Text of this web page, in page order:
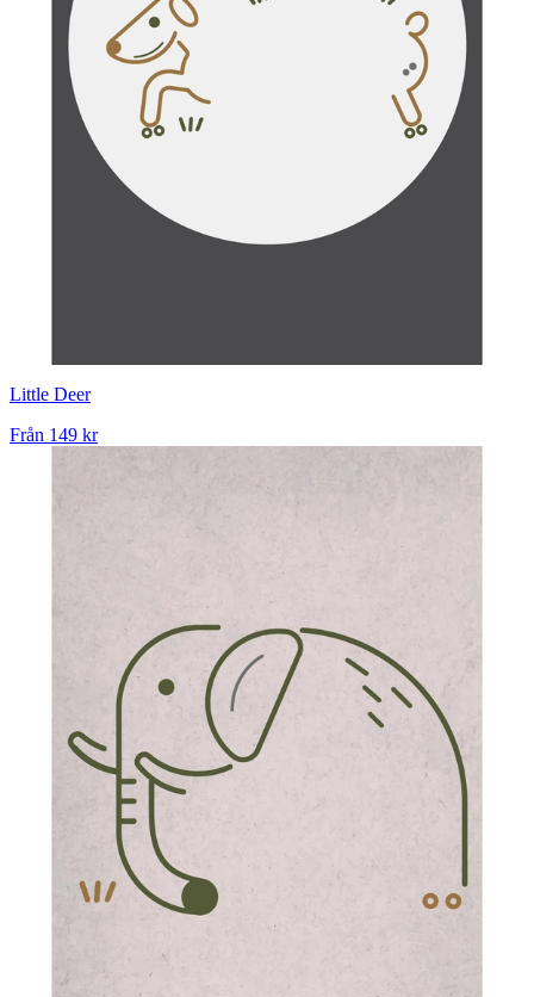
Little Deer
Från 149 kr